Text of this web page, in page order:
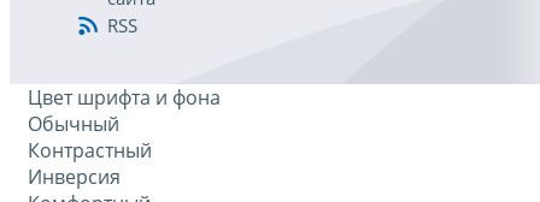
RSS
Цвет шрифта и фона
Обычный
Контрастный
Инверсия